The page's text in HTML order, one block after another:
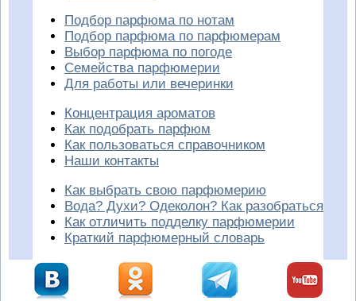
Подбор парфюма по нотам
Подбор парфюма по парфюмерам
Выбор парфюма по погоде
Семейства парфюмерии
Для работы или вечеринки
Концентрация ароматов
Как подобрать парфюм
Как пользоваться справочником
Наши контакты
Как выбрать свою парфюмерию
Вода? Духи? Одеколон? Как разобраться
Как отличить подделку парфюмерии
Краткий парфюмерный словарь